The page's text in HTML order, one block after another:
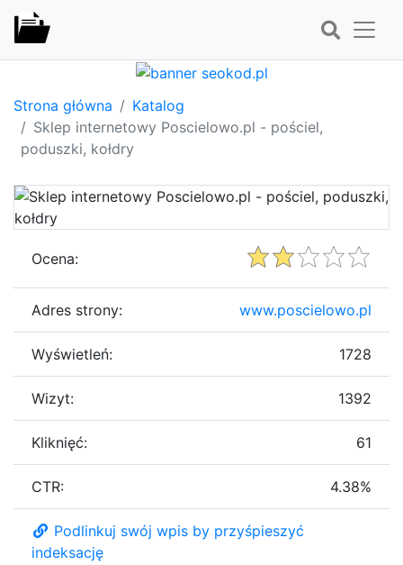
Strona główna
Katalog
Sklep internetowy Poscielowo.pl - pościel,
poduszki, kołdry
Ocena:
Adres strony: www.poscielowo.pl
Wyświetleń: 1728
Wizyt: 1392
Kliknięć: 61
CTR: 4.38%
Podlinkuj swój wpis by przyśpieszyć
indeksację